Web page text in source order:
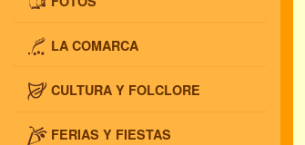
LA COMARCA
CULTURA Y FOLCLORE
FERIAS Y FIESTAS